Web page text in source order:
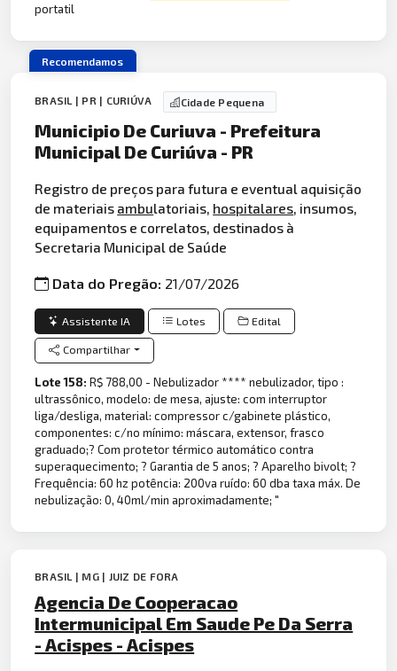
portatil
Recomendamos
BRASIL | PR | CURIÚVA Cidade Pequena
Municipio De Curiuva - Prefeitura
Municipal De Curiúva - PR
Registro de preços para futura e eventual aquisição
de materiais ambulatoriais, hospitalares, insumos,
equipamentos e correlatos, destinados à
Secretaria Municipal de Saúde
Data do Pregão: 21/07/2026
Assistente IA Lotes Edital
Compartilhar
Lote 158:R$ 788,00 - Nebulizador **** nebulizador, tipo :
ultrassônico, modelo: de mesa, ajuste: com interruptor
liga/desliga, material: compressor c/gabinete plástico,
componentes: c/no mínimo: máscara, extensor, frasco
graduado;? Com protetor térmico automático contra
superaquecimento; ? Garantia de 5 anos; ? Aparelho bivolt; ?
Frequência: 60 hz potência: 200va ruído: 60 dba taxa máx. De
nebulização: 0, 40ml/min aproximadamente; "
BRASIL | MG | JUIZ DE FORA
Agencia De Cooperacao
Intermunicipal Em Saude Pe Da Serra
- Acispes - Acispes